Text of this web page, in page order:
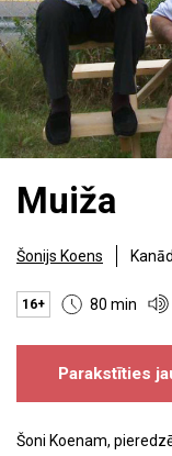
Muiža
Šonijs Koens
16+ 80 min
Parakstīties
Šoni Koenam,